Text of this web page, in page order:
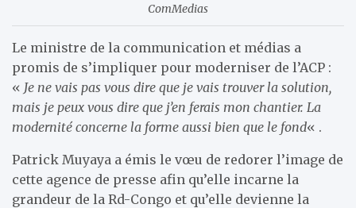
ComMedias
Le ministre de la communication et médias a
promis de s’impliquer pour moderniser de l’ACP :
« Je ne vais pas vous dire que je vais trouver la solution,
mais je peux vous dire que j’en ferais mon chantier. La
modernité concerne la forme aussi bien que le fond« .
Patrick Muyaya a émis le vœu de redorer l’image de
cette agence de presse afin qu’elle incarne la
grandeur de la Rd-Congo et qu’elle devienne la